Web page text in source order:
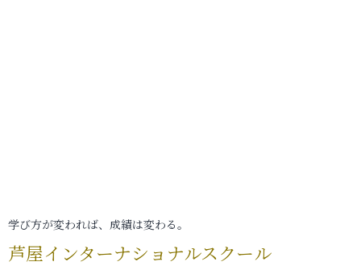
学び方が変われば、成績は変わる。
芦屋インターナショナルスクール